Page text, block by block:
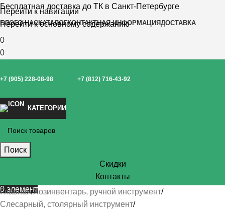
Перейти к навигации
Перейти к основному содержанию
Бесплатная доставка до ТК в Санкт-Петербурге
БЛОГО НАСКАТАЛОГКОНТАКТНАЯ ИНФОРМАЦИЯДОСТАВКА
0
0
+7 (905) 228-08-98 +7 (812) 716-43-92
КАТЕГОРИИ
Поиск
Скидки
Контакты
0элемент
Главная Хозинвентарь, ручной инструмент
Слесарный, столярный инструмент